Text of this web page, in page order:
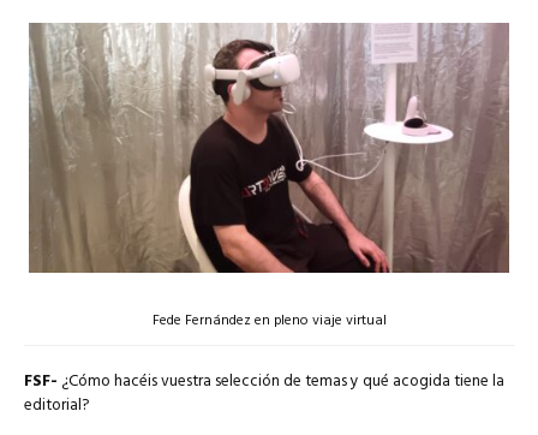
Fede Fernández en pleno viaje virtual
FSF- ¿Cómo hacéis vuestra selección de temas y qué acogida tiene la
editorial?